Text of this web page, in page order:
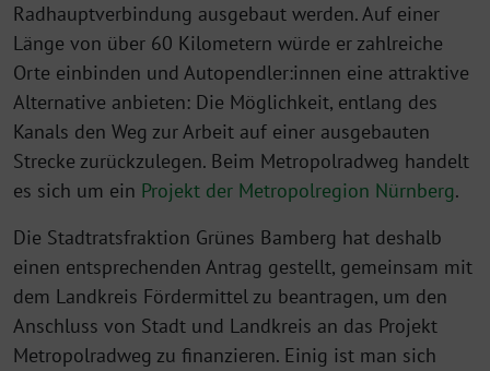
Radhauptverbindung ausgebaut werden. Auf einer
Länge von über 60 Kilometern würde er zahlreiche
Orte einbinden und Autopendler:innen eine attraktive
Alternative anbieten: Die Möglichkeit, entlang des
Kanals den Weg zur Arbeit auf einer ausgebauten
Strecke zurückzulegen. Beim Metropolradweg handelt
es sich um ein Projekt der Metropolregion Nürnberg.
Die Stadtratsfraktion Grünes Bamberg hat deshalb
einen entsprechenden Antrag gestellt, gemeinsam mit
dem Landkreis Fördermittel zu beantragen, um den
Anschluss von Stadt und Landkreis an das Projekt
Metropolradweg zu finanzieren. Einig ist man sich